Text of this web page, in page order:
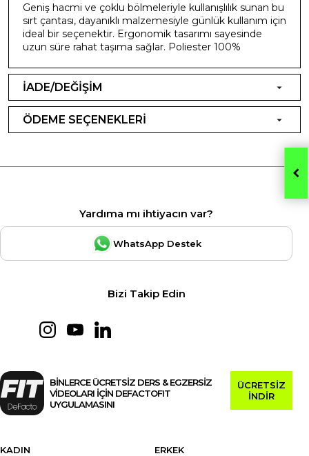
Geniş hacmi ve çoklu bölmeleriyle kullanışlılık sunan bu
sırt çantası, dayanıklı malzemesiyle günlük kullanım için
ideal bir seçenektir. Ergonomik tasarımı sayesinde
uzun süre rahat taşıma sağlar. Poliester 100%
İADE/DEĞİŞİM
ÖDEME SEÇENEKLERİ
Yardıma mı ihtiyacın var?
WhatsApp Destek
Bizi Takip Edin
BİNLERCE ÜCRETSİZ DERS & EGZERSİZ
VİDEOLARI İÇİN DEFACTOFIT
UYGULAMASINI
ÜCRETSİZ
İNDİR
KADIN
ERKEK